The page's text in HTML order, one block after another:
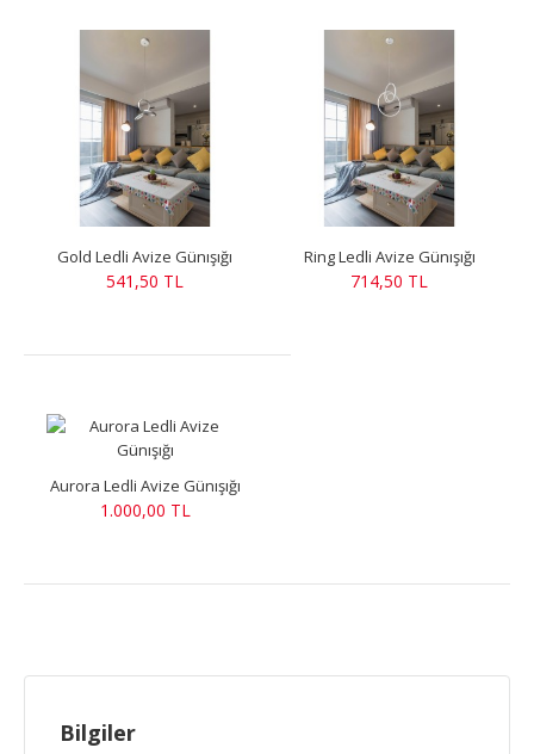
Gold Ledli Avize Günışığı
541,50 TL
Ring Ledli Avize Günışığı
714,50 TL
Aurora Ledli Avize Günışığı
1.000,00 TL
Bilgiler